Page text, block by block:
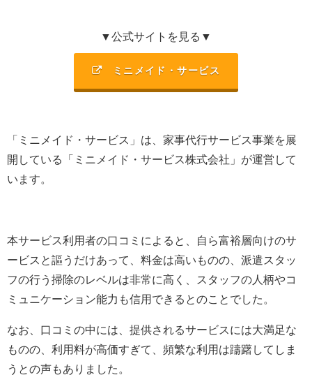
▼公式サイトを見る▼
ミニメイド・サービス
「ミニメイド・サービス」は、家事代行サービス事業を展
開している「ミニメイド・サービス株式会社」が運営して
います。
本サービス利用者の口コミによると、自ら富裕層向けのサ
ービスと謳うだけあって、料金は高いものの、派遣スタッ
フの行う掃除のレベルは非常に高く、スタッフの人柄やコ
ミュニケーション能力も信用できるとのことでした。
なお、口コミの中には、提供されるサービスには大満足な
ものの、利用料が高価すぎて、頻繁な利用は躊躇してしま
うとの声もありました。